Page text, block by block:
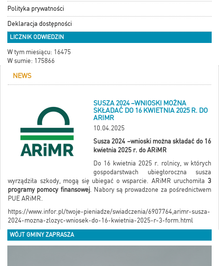
Polityka prywatności
Deklaracja dostępności
LICZNIK ODWIEDZIN
W tym miesiącu: 16475
W sumie: 175866
NEWS
SUSZA 2024 –WNIOSKI MOŻNA
SKŁADAĆ DO 16 KWIETNIA 2025 R. DO
ARIMR
10.04.2025
Susza 2024 –wnioski można składać do 16
kwietnia 2025 r. do ARiMR
Do 16 kwietnia 2025 r. rolnicy, w których
gospodarstwach ubiegłoroczna susza
wyrządziła szkody, mogą się ubiegać o wsparcie. ARiMR uruchomiła 3
programy pomocy finansowej. Nabory są prowadzone za pośrednictwem
PUE ARiMR.
https://www.infor.pl/twoje-pieniadze/swiadczenia/6907764,arimr-susza-
2024-mozna-zlozyc-wniosek-do-16-kwietnia-2025-r-3-form.html
WÓJT GMINY ZAPRASZA